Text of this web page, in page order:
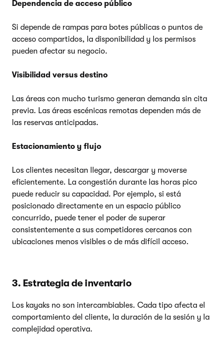
Dependencia de acceso público
Si depende de rampas para botes públicas o puntos de
acceso compartidos, la disponibilidad y los permisos
pueden afectar su negocio.
Visibilidad versus destino
Las áreas con mucho turismo generan demanda sin cita
previa. Las áreas escénicas remotas dependen más de
las reservas anticipadas.
Estacionamiento y flujo
Los clientes necesitan llegar, descargar y moverse
eficientemente. La congestión durante las horas pico
puede reducir su capacidad. Por ejemplo, si está
posicionado directamente en un espacio público
concurrido, puede tener el poder de superar
consistentemente a sus competidores cercanos con
ubicaciones menos visibles o de más difícil acceso.
3. Estrategia de inventario
Los kayaks no son intercambiables. Cada tipo afecta el
comportamiento del cliente, la duración de la sesión y la
complejidad operativa.